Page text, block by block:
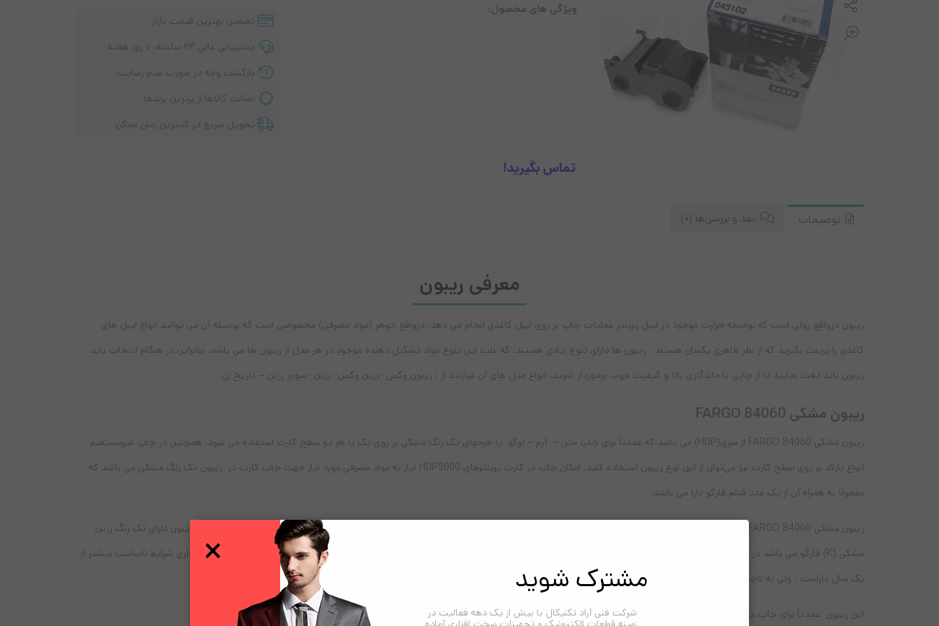
مانیتور ونزو
کابل و مبدل ها
لپ تاپ لنوو
زبرا
ریبون لیبل پرینتر
ویژگی های محصول:
تضمین بهترین قیمت بازار
پشتیبانی عالی ۲۴ ساعته، ۷ روز هفته
بازگشت وجه در صورت عدم رضایت
اصالت کالاها از برترین برندها
تحویل سریع در کمترین زمان ممکن
تماس بگیرید!
توضیحات نقد و بررسی‌ها (0)
معرفی ریبون
ریبون درواقع رولی است که بواسطه حرارت موجود در لیبل پرینتر عملیات چاپ بر روی لیبل کاغذی انجام می دهد. درواقع جوهر (مواد مصرفی) مخصوصی است که بوسیله آن می توانید انواع لیبل های
کاغذی را پرینت بگیرید که از نظر ظاهری یکسان هستند . ریبون ها دارای تنوع زیادی هستند. که علت این تنوع مواد تشکیل دهنده موجود در هر مدل از ریبون ها می باشد. بنابراین در هنگام انتخاب باید
ریبون باید دفت نمایید تا از چاپی با ماندگاری بالا و کیفیت خوب برخوردار شوید. انواع مدل های آن عبارنتد از :‌ ریبون وکس -رزین وکس- رزین -سوپر رزین – تاریخ زن
ریبون مشکی FARGO 84060
ریبون مشکی FARGO 84060 از سری(HDP) می باشد که عمدتاً برای چاپ متن – آرم – لوگو یا طرحهای تک رنگ مشکی بر روی یک یا هر دو سطح کارت استفاده می شود. همچنین در چاپ غیرمستقیم
انواع بارکد بر روی سطح کارت نیز می‌توان از این نوع ریبون استفاده کنید. امکان چاپ در کارت پرینترهای HDP5000 نیاز به مواد مصرفی مورد نیاز جهت چاپ کارت در ریبون تک رنگ مشکی می باشد که
معمولا به همراه آن از یک عدد فیلم فارگو دارا می باشد.
ریبون مشکی FARGO 84060 به دلیل فراهم کردن مکانیزم خاصی که در چاپ غیر مستقیم دارد می تواند امکان چاپ انواع کارت پرینتر، ریبون و فیلم فراهم کند. همچنین این ریبون دارای تک رنگ رزین
مشکی (K) فارگو می باشد در صورتی که تحت شرایط مناسب استفاده شده و نگهداری شود عمر مفیدی تا یک سال خواهند بود. ریبون فارگو قابلیت چاپ لیبل در صورت نگهداری شرایط نامناسب بیشتر از
یک سال داراست . ولی به ناچار کاربر را مچبور به انچام تعمیرات میکند. .با این ریبون قادر خواهید بود تا 3000 عدد کارت را بصورت یکرو چاپ کنید.
این ریبون عمدتاً برای چاپ متن – آرم – بارکد و یا طرحهای تک رنگ مشکی استفاده می شود.
مشترک شوید
شرکت فنی آراد تکنیکال با بیش از یک دهه فعالیت در
×